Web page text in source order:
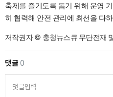
축제를 즐기도록 돕기 위해 운영
히 협력해 안전 관리에 최선을 다
저작권자 © 충청뉴스큐 무단전재
댓글0
댓글입력